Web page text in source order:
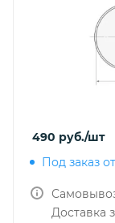
490 руб./шт
Под заказ
Доставка